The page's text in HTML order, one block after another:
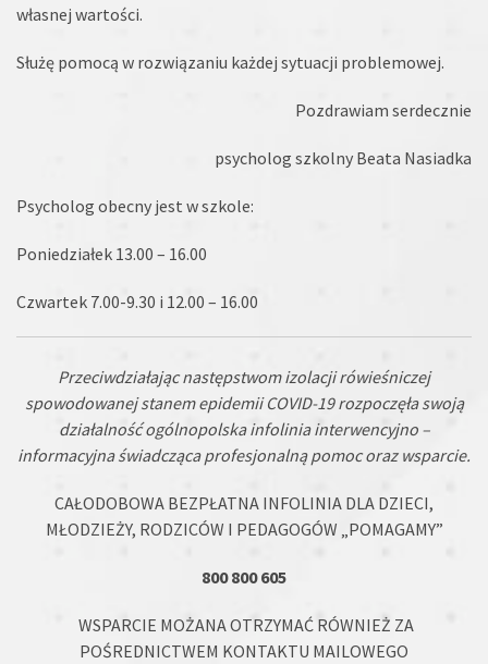
własnej wartości.
Służę pomocą w rozwiązaniu każdej sytuacji problemowej.
Pozdrawiam serdecznie
psycholog szkolny Beata Nasiadka
Psycholog obecny jest w szkole:
Poniedziałek 13.00 – 16.00
Czwartek 7.00-9.30 i 12.00 – 16.00
Przeciwdziałając następstwom izolacji rówieśniczej
spowodowanej stanem epidemii COVID-19 rozpoczęła swoją
działalność ogólnopolska infolinia interwencyjno –
informacyjna świadcząca profesjonalną pomoc oraz wsparcie.
CAŁODOBOWA BEZPŁATNA INFOLINIA DLA DZIECI,
MŁODZIEŻY, RODZICÓW I PEDAGOGÓW „POMAGAMY”
800 800 605
WSPARCIE MOŻANA OTRZYMAĆ RÓWNIEŻ ZA
POŚREDNICTWEM KONTAKTU MAILOWEGO